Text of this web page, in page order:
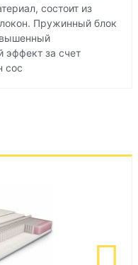
состоит из
Пружинный блок
эффект за счет
сос